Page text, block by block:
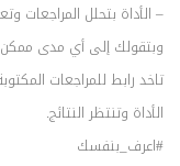
وبتقولك إلى أي مدى
تاخد رابط للمراجعات
الأداة وتنتظر النتائج.
#اعرف_بنفسك